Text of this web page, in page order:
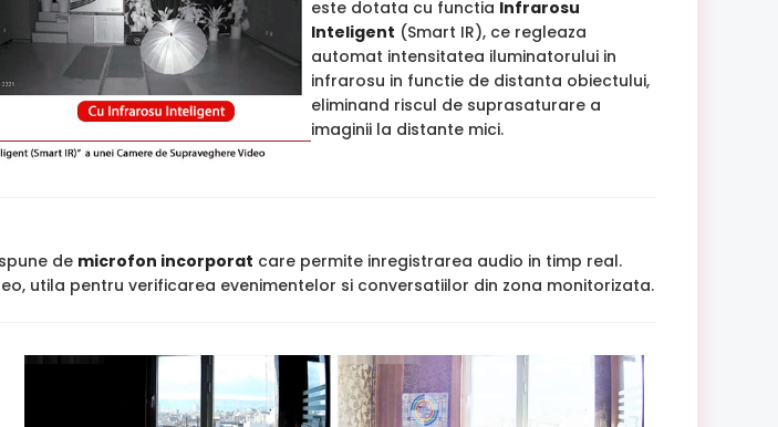
este dotata cu functia Infrarosu
Inteligent (Smart IR), ce regleaza
automat intensitatea iluminatorului in
infrarosu in functie de distanta obiectului,
eliminand riscul de suprasaturare a
imaginii la distante mici.
de microfon incorporat care permite inregistrarea audio in timp real.
utila pentru verificarea evenimentelor si conversatiilor din zona monitorizata.